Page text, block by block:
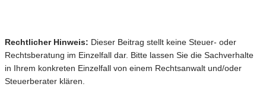
Rechtlicher Hinweis: Dieser Beitrag stellt keine Steuer- oder
Rechtsberatung im Einzelfall dar. Bitte lassen Sie die Sachverhalte
in Ihrem konkreten Einzelfall von einem Rechtsanwalt und/oder
Steuerberater klären.